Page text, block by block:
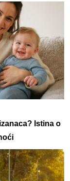
Istina o